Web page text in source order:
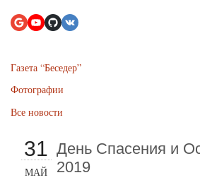
Газета “Беседер”
Фотографии
Все новости
31
МАЙ
День Спасения и
2019